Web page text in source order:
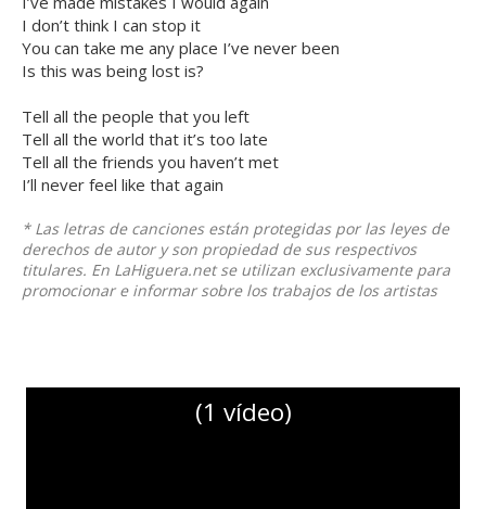
I don’t think I can stop it
You can take me any place I’ve never been
Is this was being lost is?
Tell all the people that you left
Tell all the world that it’s too late
Tell all the friends you haven’t met
I’ll never feel like that again
* Las letras de canciones están protegidas por las leyes de
derechos de autor y son propiedad de sus respectivos
titulares. En LaHiguera.net se utilizan exclusivamente para
promocionar e informar sobre los trabajos de los artistas
(1 vídeo)